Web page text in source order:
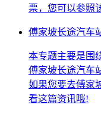
票，您可以参照
傅家坡长途汽车
本专题主要是围
傅家坡长途汽车
如果您要去傅家
看这篇资讯哦!